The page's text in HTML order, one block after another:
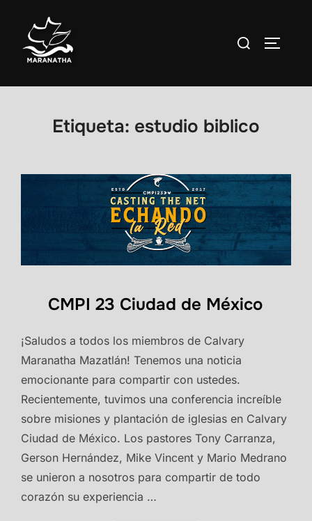
contenido
Buscar:
Etiqueta: estudio biblico
CMPI 23 Ciudad de México
¡Saludos a todos los miembros de Calvary
Maranatha Mazatlán! Tenemos una noticia
emocionante para compartir con ustedes.
Recientemente, tuvimos una conferencia increíble
sobre misiones y plantación de iglesias en Calvary
Ciudad de México. Los pastores Tony Carranza,
Gerson Hernández, Mike Vincent y Mario Medrano
se unieron a nosotros para compartir de todo
corazón su experiencia …